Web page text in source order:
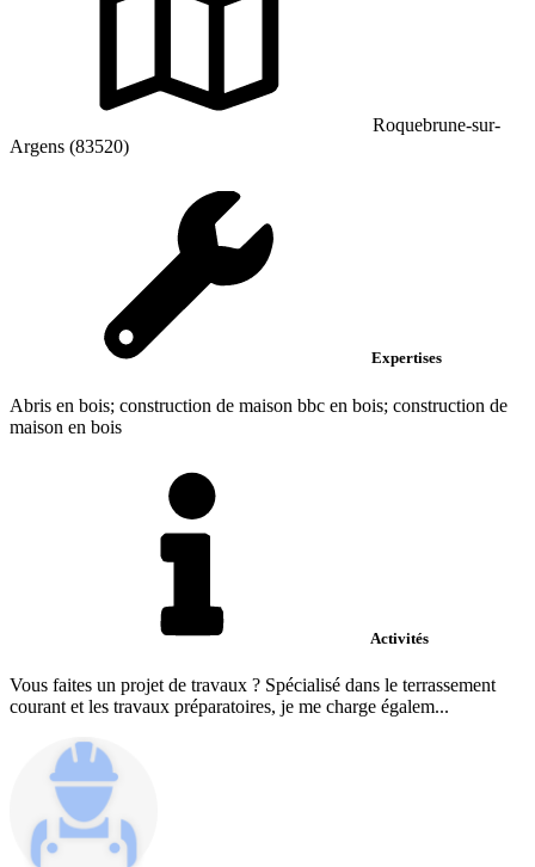
Roquebrune-sur-
Argens (83520)
Expertises
Abris en bois; construction de maison bbc en bois; construction de
maison en bois
Activités
Vous faites un projet de travaux ? Spécialisé dans le terrassement
courant et les travaux préparatoires, je me charge égalem...